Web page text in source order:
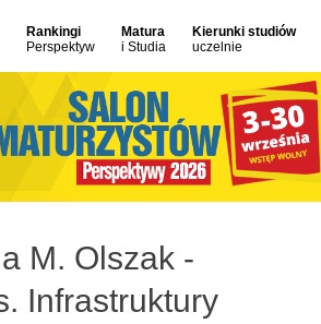
Rankingi
Perspektyw
Matura
i Studia
Kierunki studiów
uczelnie
M. Olszak -
Infrastruktury